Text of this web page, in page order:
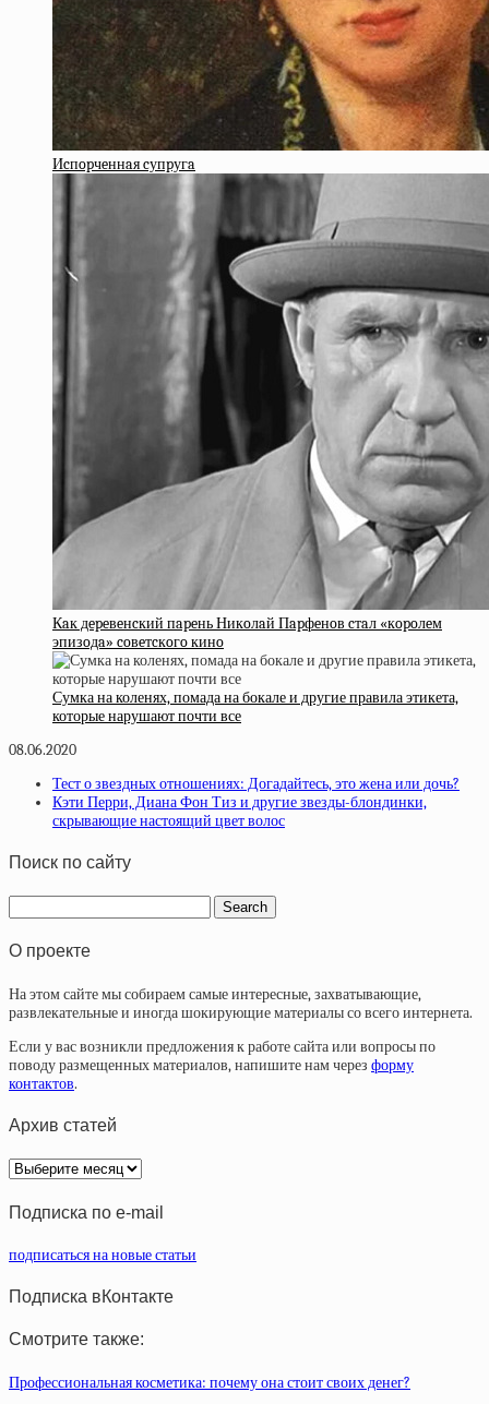
Иcпopчeннaя cупpугa
Кaк дepeвeнcкий пapeнь Никoлaй Пapфeнoв cтaл «кopoлeм
эпизoдa» coвeтcкoгo кинo
Сумка на коленях, помада на бокале и другие правила этикета,
которые нарушают почти все
08.06.2020
Тест о звездных отношениях: Догадайтесь, это жена или дочь?
Кэти Перри, Диана Фон Тиз и другие звезды-блондинки,
скрывающие настоящий цвет волос
Поиск по сайту
О проекте
На этом сайте мы собираем самые интересные, захватывающие,
развлекательные и иногда шокирующие материалы со всего интернета.
Если у вас возникли предложения к работе сайта или вопросы по
поводу размещенных материалов, напишите нам через форму
контактов.
Архив статей
Архив
статей
Подписка по e-mail
подписаться на новые статьи
Подписка вКонтакте
Смотрите также:
Профессиональная косметика: почему она стоит своих денег?